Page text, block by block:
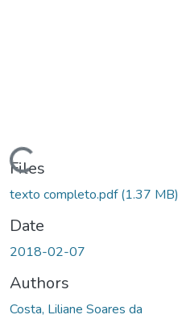
Files
texto completo.pdf(1.37 MB)
Date
2018-02-07
Authors
Costa, Liliane Soares da